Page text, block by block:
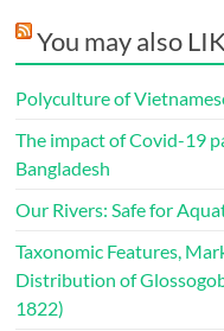
You may also
Polyculture of
The impact of Covid-19
Bangladesh
Our Rivers: Safe for
Taxonomic Features,
Distribution of
1822)